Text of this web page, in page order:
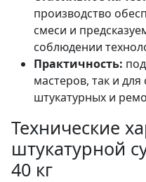
производство
смеси и
соблюдении
Практичность:
мастеров, так и
штукатурных и
Технические
штукатурной
40 кг